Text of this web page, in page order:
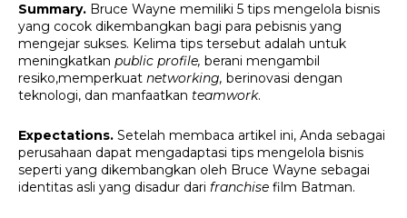
Summary. Bruce Wayne memiliki 5 tips mengelola bisnis
yang cocok dikembangkan bagi para pebisnis yang
mengejar sukses. Kelima tips tersebut adalah untuk
meningkatkan public profile, berani mengambil
resiko,memperkuat networking, berinovasi dengan
teknologi, dan manfaatkan teamwork.
Expectations. Setelah membaca artikel ini, Anda sebagai
perusahaan dapat mengadaptasi tips mengelola bisnis
seperti yang dikembangkan oleh Bruce Wayne sebagai
identitas asli yang disadur dari franchise film Batman.